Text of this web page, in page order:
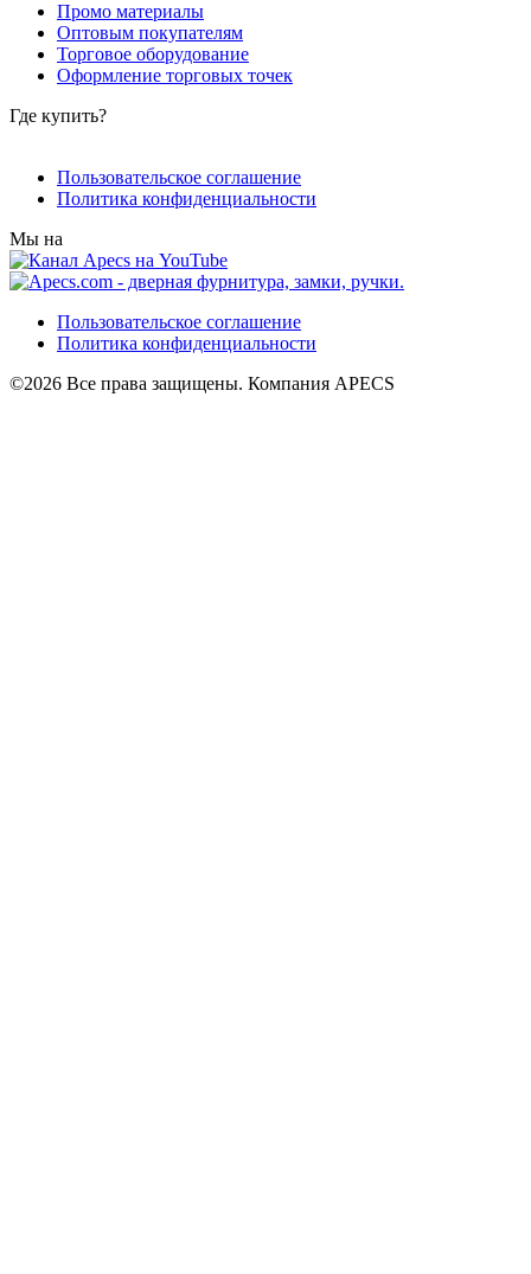
Промо материалы
Оптовым покупателям
Торговое оборудование
Оформление торговых точек
Где купить?
Пользовательское соглашение
Политика конфиденциальности
Мы на
Пользовательское соглашение
Политика конфиденциальности
©2026 Все права защищены. Компания APECS